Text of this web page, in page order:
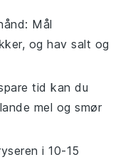
: Mål
og havsalt og
tid kan du
mel ogsmør
i 10-15